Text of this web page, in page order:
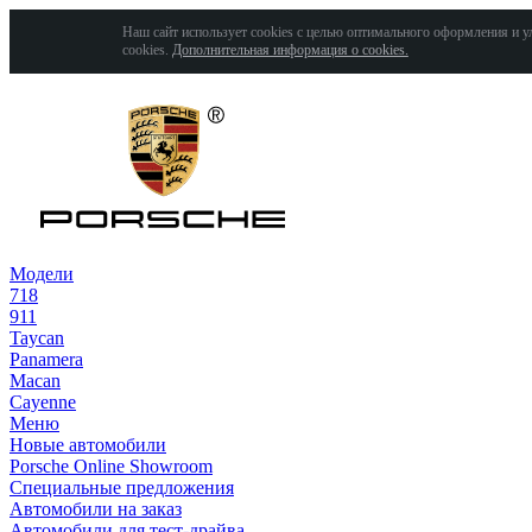
Наш сайт использует cookies с целью оптимального оформления и
cookies. Дополнительная информация о cookies.
Модели
718
911
Taycan
Panamera
Macan
Cayenne
Меню
Новые автомобили
Porsche Online Showroom
Специальные предложения
Автомобили на заказ